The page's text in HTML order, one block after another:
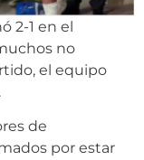
2-1 en el
no
el equipo
de
por estar